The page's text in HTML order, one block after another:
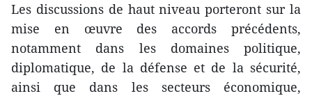
Les discussions de haut niveau porteront sur la
mise en œuvre des accords précédents,
notamment dans les domaines politique,
diplomatique, de la défense et de la sécurité,
ainsi que dans les secteurs économique,